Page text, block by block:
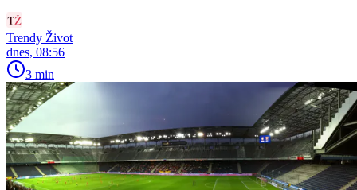
Trendy Život
dnes, 08:56
3 min